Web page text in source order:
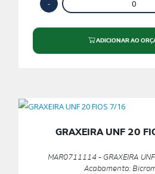
ADICIONAR AO
GRAXEIRA UNF 20
MAR0711114 - GRAXEIRA
Acabamento: